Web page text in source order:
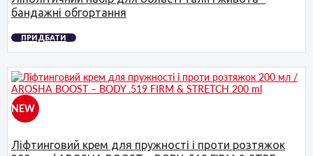
бандажні обгортання
ПРИДБАТИ
NEW
Ліфтинговий крем для пружності і проти розтяжок